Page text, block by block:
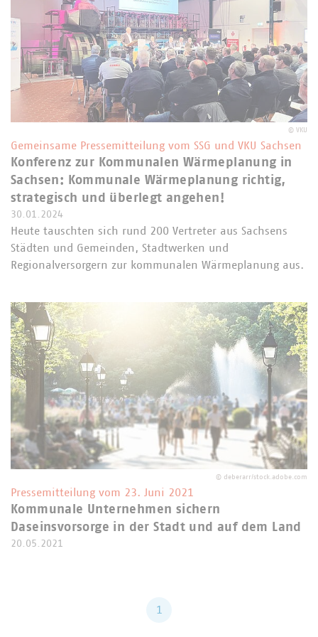
© VKU
Gemeinsame Pressemitteilung vom SSG und VKU Sachsen
Konferenz zur Kommunalen Wärmeplanung in
Sachsen: Kommunale Wärmeplanung richtig,
strategisch und überlegt angehen!
30.01.2024
Heute tauschten sich rund 200 Vertreter aus Sachsens
Städten und Gemeinden, Stadtwerken und
Regionalversorgern zur kommunalen Wärmeplanung aus.
© deberarr/stock.adobe.com
Pressemitteilung vom 23. Juni 2021
Kommunale Unternehmen sichern
Daseinsvorsorge in der Stadt und auf dem Land
20.05.2021
1